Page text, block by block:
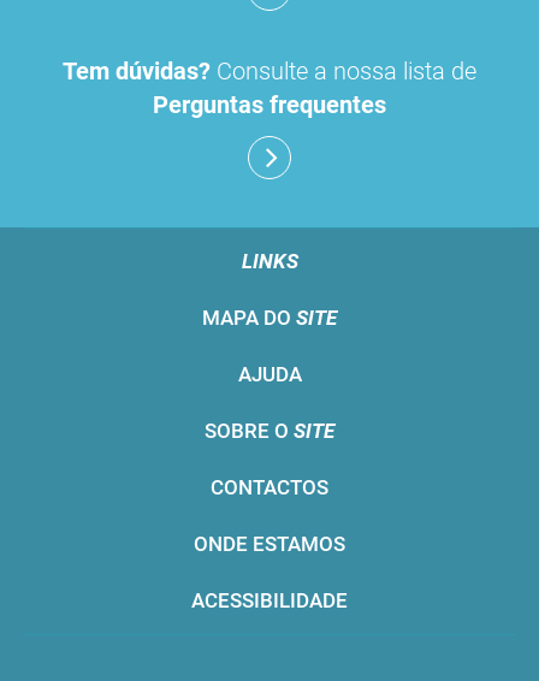
Tem dúvidas? Consulte a nossa lista de
Perguntas frequentes
LINKS
MAPA DO SITE
AJUDA
SOBRE O SITE
CONTACTOS
ONDE ESTAMOS
ACESSIBILIDADE